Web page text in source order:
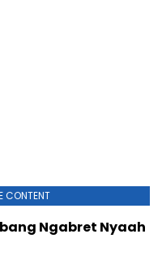
CONTENT
Ngabret Nyaah